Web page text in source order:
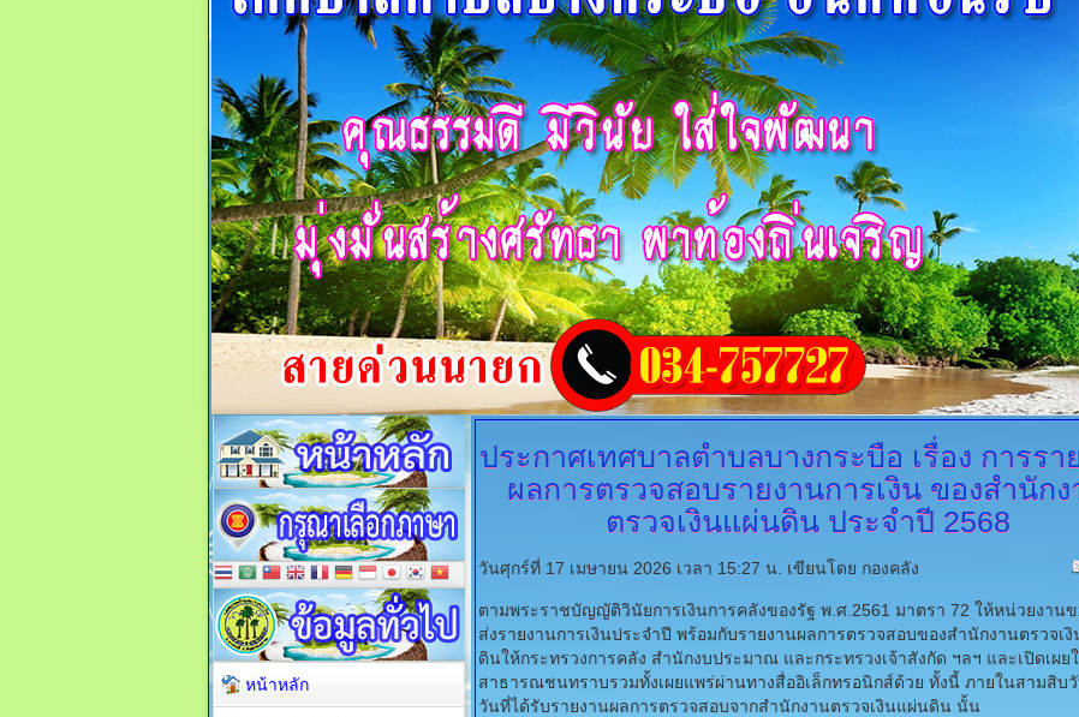
ประกาศเทศบาลตำบลบางกระบือ เรื่อง การรา
ผลการตรวจสอบรายงานการเงิน ของสำนัก
ตรวจเงินแผ่นดิน ประจำปี 2568
วันศุกร์ที่ 17 เมษายน 2026 เวลา 15:27 น. เขียนโดย กองคลัง
ตามพระราชบัญญัติวินัยการเงินการคลังของรัฐ พ.ศ.2561 มาตรา 72 ให้หน่วยงาน
ส่งรายงานการเงินประจำปี พร้อมกับรายงานผลการตรวจสอบของสำนักงานตรวจเ
ดินให้กระทรวงการคลัง สำนักงบประมาณ และกระทรวงเจ้าสังกัด ฯลฯ และเปิดเผย
สาธารณชนทราบรวมทั้งเผยแพร่ผ่านทางสื่ออิเล็กทรอนิกส์ด้วย ทั้งนี้ ภายในสามสิบ
วันที่ได้รับรายงานผลการตรวจสอบจากสำนักงานตรวจเงินแผ่นดิน นั้น
หน้าหลัก